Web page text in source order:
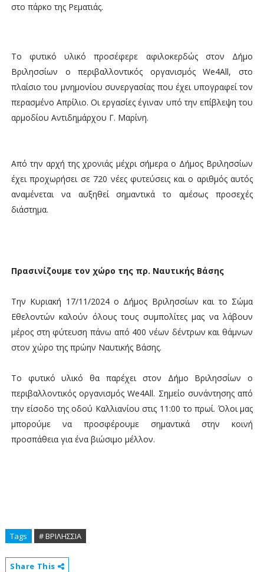
στο πάρκο της Ρεματιάς.
Το φυτικό υλικό προσέφερε αφιλοκερδώς στον Δήμο
Βριλησσίων ο περιβαλλοντικός οργανισμός We4All, στο
πλαίσιο του μνημονίου συνεργασίας που έχει υπογραφεί τον
περασμένο Απρίλιο. Οι εργασίες έγιναν υπό την επίβλεψη του
αρμοδίου Αντιδημάρχου Γ. Μαρίνη.
Από την αρχή της χρονιάς μέχρι σήμερα ο Δήμος Βριλησσίων
έχει προχωρήσει σε 720 νέες φυτεύσεις και ο αριθμός αυτός
αναμένεται να αυξηθεί σημαντικά το αμέσως προσεχές
διάστημα.
Πρασινίζουμε τον χώρο της πρ. Ναυτικής Βάσης
Την Κυριακή 17/11/2024 ο Δήμος Βριλησσίων και το Σώμα
Εθελοντών καλούν όλους τους συμπολίτες μας να λάβουν
μέρος στη φύτευση πάνω από 400 νέων δέντρων και θάμνων
στον χώρο της πρώην Ναυτικής Βάσης.
Το φυτικό υλικό θα παρέχει στον Δήμο Βριλησσίων ο
περιβαλλοντικός οργανισμός We4All. Σημείο συνάντησης από
την είσοδο της οδού Καλλιανίου στις 11:00 το πρωί. Όλοι μας
μπορούμε να προσφέρουμε σημαντικά στην κοινή
προσπάθεια για ένα βιώσιμο μέλλον.
Tags # ΒΡΙΛΗΣΣΙΑ
Share This